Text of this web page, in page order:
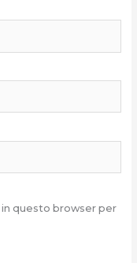
in questo browser per